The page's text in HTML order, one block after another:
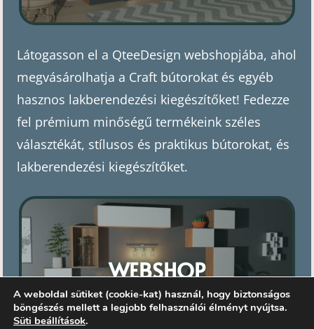
Látogasson el a QteeDesign webshopjába, ahol
megvásárolhatja a Craft bútorokat és egyéb
hasznos lakberendezési kiegészítőket! Fedezze
fel prémium minőségű termékeink széles
választékát, stílusos és praktikus bútorokat, és
lakberendezési kiegészítőket.
WEBSHOP
A weboldal sütiket (cookie-kat) használ, hogy biztonságos
böngészés mellett a legjobb felhasználói élményt nyújtsa.
Süti beállítások.